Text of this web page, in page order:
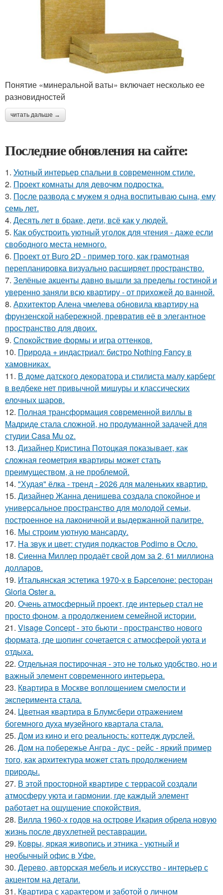
Понятие «минеральной ваты» включает несколько ее
разновидностей
читать дальше →
Последние обновления на сайте:
1. Уютный интерьер спальни в современном стиле.
2. Проект комнаты для девочкм подростка.
3. После развода с мужем я одна воспитываю сына, ему
семь лет.
4. Десять лет в браке, дети, всё как у людей.
5. Как обустроить уютный уголок для чтения - даже если
свободного места немного.
6. Проект от Buro 2D - пример того, как грамотная
перепланировка визуально расширяет пространство.
7. Зелёные акценты давно вышли за пределы гостиной и
уверенно заняли всю квартиру - от прихожей до ванной.
8. Архитектор Алена чмелева обновила квартиру на
фрунзенской набережной, превратив её в элегантное
пространство для двоих.
9. Спокойствие формы и игра оттенков.
10. Природа + индастриал: бистро Nothing Fancy в
хамовниках.
11. В доме датского декоратора и стилиста малу карберг
в ведбеке нет привычной мишуры и классических
елочных шаров.
12. Полная трансформация современной виллы в
Мадриде стала сложной, но продуманной задачей для
студии Casa Mu oz.
13. Дизайнер Кристина Потоцкая показывает, как
сложная геометрия квартиры может стать
преимуществом, а не проблемой.
14. "Худая" ёлка - тренд - 2026 для маленьких квартир.
15. Дизайнер Жанна денишева создала спокойное и
универсальное пространство для молодой семьи,
построенное на лаконичной и выдержанной палитре.
16. Мы строим уютную мансарду.
17. На звук и цвет: студия подкастов Podimo в Осло.
18. Сиенна Миллер продаёт свой дом за 2, 61 миллиона
долларов.
19. Итальянская эстетика 1970-х в Барселоне: ресторан
Gloria Oster a.
20. Очень атмосферный проект, где интерьер стал не
просто фоном, а продолжением семейной истории.
21. Visage Concept - это бьюти - пространство нового
формата, где шопинг сочетается с атмосферой уюта и
отдыха.
22. Отдельная постирочная - это не только удобство, но и
важный элемент современного интерьера.
23. Квартира в Москве воплощением смелости и
эксперимента стала.
24. Цветная квартира в Блумсбери отражением
богемного духа музейного квартала стала.
25. Дом из кино и его реальность: коттедж дурслей.
26. Дом на побережье Ангра - дус - рейс - яркий пример
того, как архитектура может стать продолжением
природы.
27. В этой просторной квартире с террасой создали
атмосферу уюта и гармонии, где каждый элемент
работает на ощущение спокойствия.
28. Вилла 1960-х годов на острове Икария обрела новую
жизнь после двухлетней реставрации.
29. Ковры, яркая живопись и этника - уютный и
необычный офис в Уфе.
30. Дерево, авторская мебель и искусство - интерьер с
акцентом на детали.
31. Квартира с характером и заботой о личном